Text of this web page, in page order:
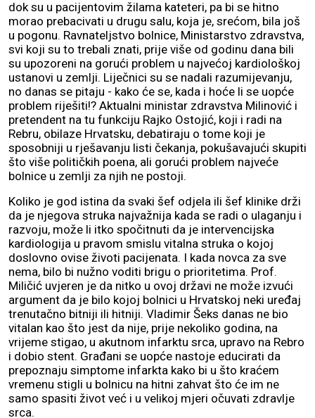
dok su u pacijentovim žilama kateteri, pa bi se hitno
morao prebacivati u drugu salu, koja je, srećom, bila još
u pogonu. Ravnateljstvo bolnice, Ministarstvo zdravstva,
svi koji su to trebali znati, prije više od godinu dana bili
su upozoreni na gorući problem u najvećoj kardiološkoj
ustanovi u zemlji. Liječnici su se nadali razumijevanju,
no danas se pitaju - kako će se, kada i hoće li se uopće
problem riješiti!? Aktualni ministar zdravstva Milinović i
pretendent na tu funkciju Rajko Ostojić, koji i radi na
Rebru, obilaze Hrvatsku, debatiraju o tome koji je
sposobniji u rješavanju listi čekanja, pokušavajući skupiti
što više političkih poena, ali gorući problem najveće
bolnice u zemlji za njih ne postoji.
Koliko je god istina da svaki šef odjela ili šef klinike drži
da je njegova struka najvažnija kada se radi o ulaganju i
razvoju, može li itko spočitnuti da je intervencijska
kardiologija u pravom smislu vitalna struka o kojoj
doslovno ovise životi pacijenata. I kada novca za sve
nema, bilo bi nužno voditi brigu o prioritetima. Prof.
Miličić uvjeren je da nitko u ovoj državi ne može izvući
argument da je bilo kojoj bolnici u Hrvatskoj neki uređaj
trenutačno bitniji ili hitniji. Vladimir Šeks danas ne bio
vitalan kao što jest da nije, prije nekoliko godina, na
vrijeme stigao, u akutnom infarktu srca, upravo na Rebro
i dobio stent. Građani se uopće nastoje educirati da
prepoznaju simptome infarkta kako bi u što kraćem
vremenu stigli u bolnicu na hitni zahvat što će im ne
samo spasiti život već i u velikoj mjeri očuvati zdravlje
srca.